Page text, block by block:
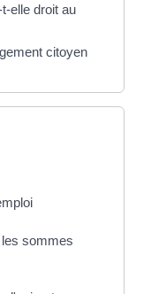
elle droit au
citoyen
sommes